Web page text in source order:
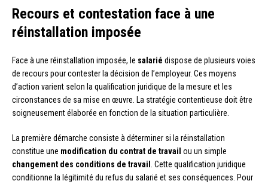
Recours et contestation face à une
réinstallation imposée
Face à une réinstallation imposée, le salarié dispose de plusieurs voies
de recours pour contester la décision de l’employeur. Ces moyens
d’action varient selon la qualification juridique de la mesure et les
circonstances de sa mise en œuvre. La stratégie contentieuse doit être
soigneusement élaborée en fonction de la situation particulière.
La première démarche consiste à déterminer si la réinstallation
constitue une modification du contrat de travail ou un simple
changement des conditions de travail . Cette qualification juridique
conditionne la légitimité du refus du salarié et ses conséquences. Pour